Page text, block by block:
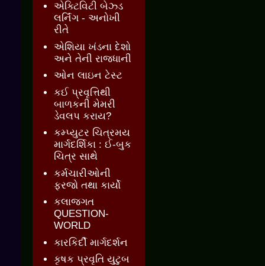
એક્ટિવિટી બેઝ્ડ
લર્નિંગ - અનોખી
રીતે
એશિયા ખંડના દેશો
અને તેની રાજધાની
ઓન લાઇન ટેસ્ટ
કઈ પ્રવૃત્તિથી
બાળકની મેમરી
ડેવલપ કરાય?
કમ્પ્યુટર ચિત્રમય
માર્ગદર્શિકા : ઈ-બુક
ચિત્ર સાથે
કર્મચારીઓની
ફરજો તથા કાર્યો
કલાજગત
QUESTION-
WORLD
કારકિર્દી માર્ગદર્શન
કૃષક પ્રવૃતિ યુટુબ